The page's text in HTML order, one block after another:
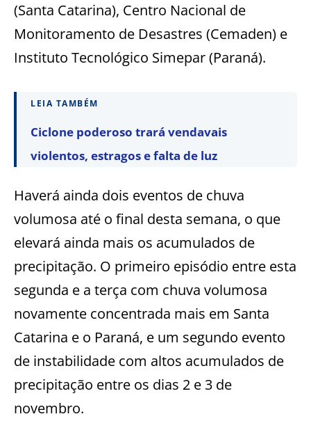
(Santa Catarina), Centro Nacional de
Monitoramento de Desastres (Cemaden) e
Instituto Tecnológico Simepar (Paraná).
LEIA TAMBÉM
Ciclone poderoso trará vendavais
violentos, estragos e falta de luz
Haverá ainda dois eventos de chuva
volumosa até o final desta semana, o que
elevará ainda mais os acumulados de
precipitação. O primeiro episódio entre esta
segunda e a terça com chuva volumosa
novamente concentrada mais em Santa
Catarina e o Paraná, e um segundo evento
de instabilidade com altos acumulados de
precipitação entre os dias 2 e 3 de
novembro.